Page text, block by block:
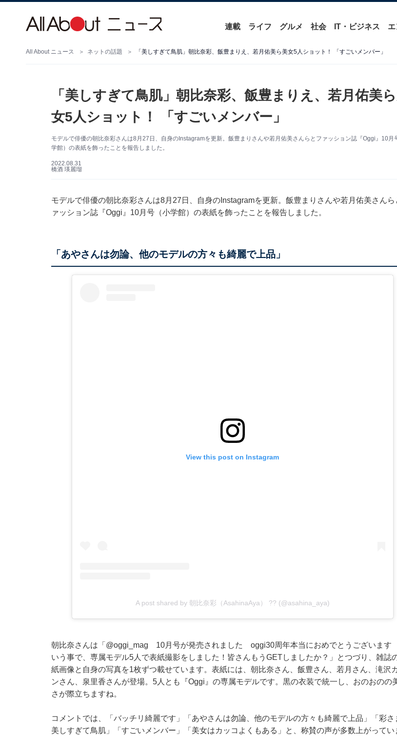
連載 ライフ グルメ 社会 IT・ビジネス
All About ニュース ネットの話題 「美しすぎて鳥肌」朝比奈彩、飯豊まりえ、若月佑美ら美女5人ショット！ 「すごいメンバー」
「美しすぎて鳥肌」朝比奈彩、飯豊まりえ、若月佑美
女5人ショット！ 「すごいメンバー」
モデルで俳優の朝比奈彩さんは8月27日、自身のInstagramを更新。飯豊まりさんや若月佑美さんらとファッション誌『Oggi』10月
学館）の表紙を飾ったことを報告しました。
2022.08.31
橋酒 瑛麗瑠
モデルで俳優の朝比奈彩さんは8月27日、自身のInstagramを更新。飯豊まりさんや若月佑美さんら
ァッション誌『Oggi』10月号（小学館）の表紙を飾ったことを報告しました。
「あやさんは勿論、他のモデルの方々も綺麗で上品」
View this post on Instagram
A post shared by 朝比奈彩（AsahinaAya） ?? (@asahina_aya)
朝比奈さんは「 @oggi_mag 10月号が発売されました oggi30周年本当におめでとうございます
いう事で、専属モデル5人で表紙撮影をしました！皆さんもうGETしましたか？」とつづり、雑誌
紙画像と自身の写真を1枚ずつ載せています。表紙には、朝比奈さん、飯豊さん、若月さん、滝沢
ンさん、泉里香さんが登場。5人とも『Oggi』の専属モデルです。黒の衣装で統一し、おのおのの
さが際立ちますね。
コメントでは、「バッチリ綺麗です」「あやさんは勿論、他のモデルの方々も綺麗で上品」「彩さ
美しすぎて鳥肌」「すごいメンバー」「美女はカッコよくもある」と、称賛の声が多数上がってい